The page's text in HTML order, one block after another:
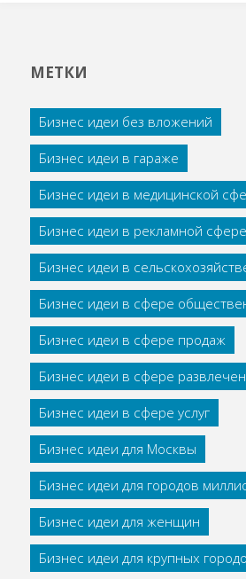
МЕТКИ
Бизнес идеи без вложений
Бизнес идеи в гараже
Бизнес идеи в медицинской
Бизнес идеи в рекламной сфере
Бизнес идеи в
Бизнес идеи в сфере
Бизнес идеи в сфере продаж
Бизнес идеи в сфере
Бизнес идеи в сфере услуг
Бизнес идеи для Москвы
Бизнес идеи для городов
Бизнес идеи для женщин
Бизнес идеи для крупных